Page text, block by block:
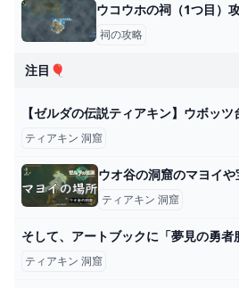
ウコウホの祠（1つ目）
祠の攻略
注目🎈
ティアキン 洞窟
ティアキン 洞窟
ティアキン 洞窟